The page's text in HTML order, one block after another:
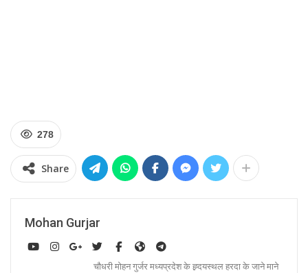
278
Share
Mohan Gurjar
चौधरी मोहन गुर्जर मध्यप्रदेश के ह्र्दयस्थल हरदा के जाने माने